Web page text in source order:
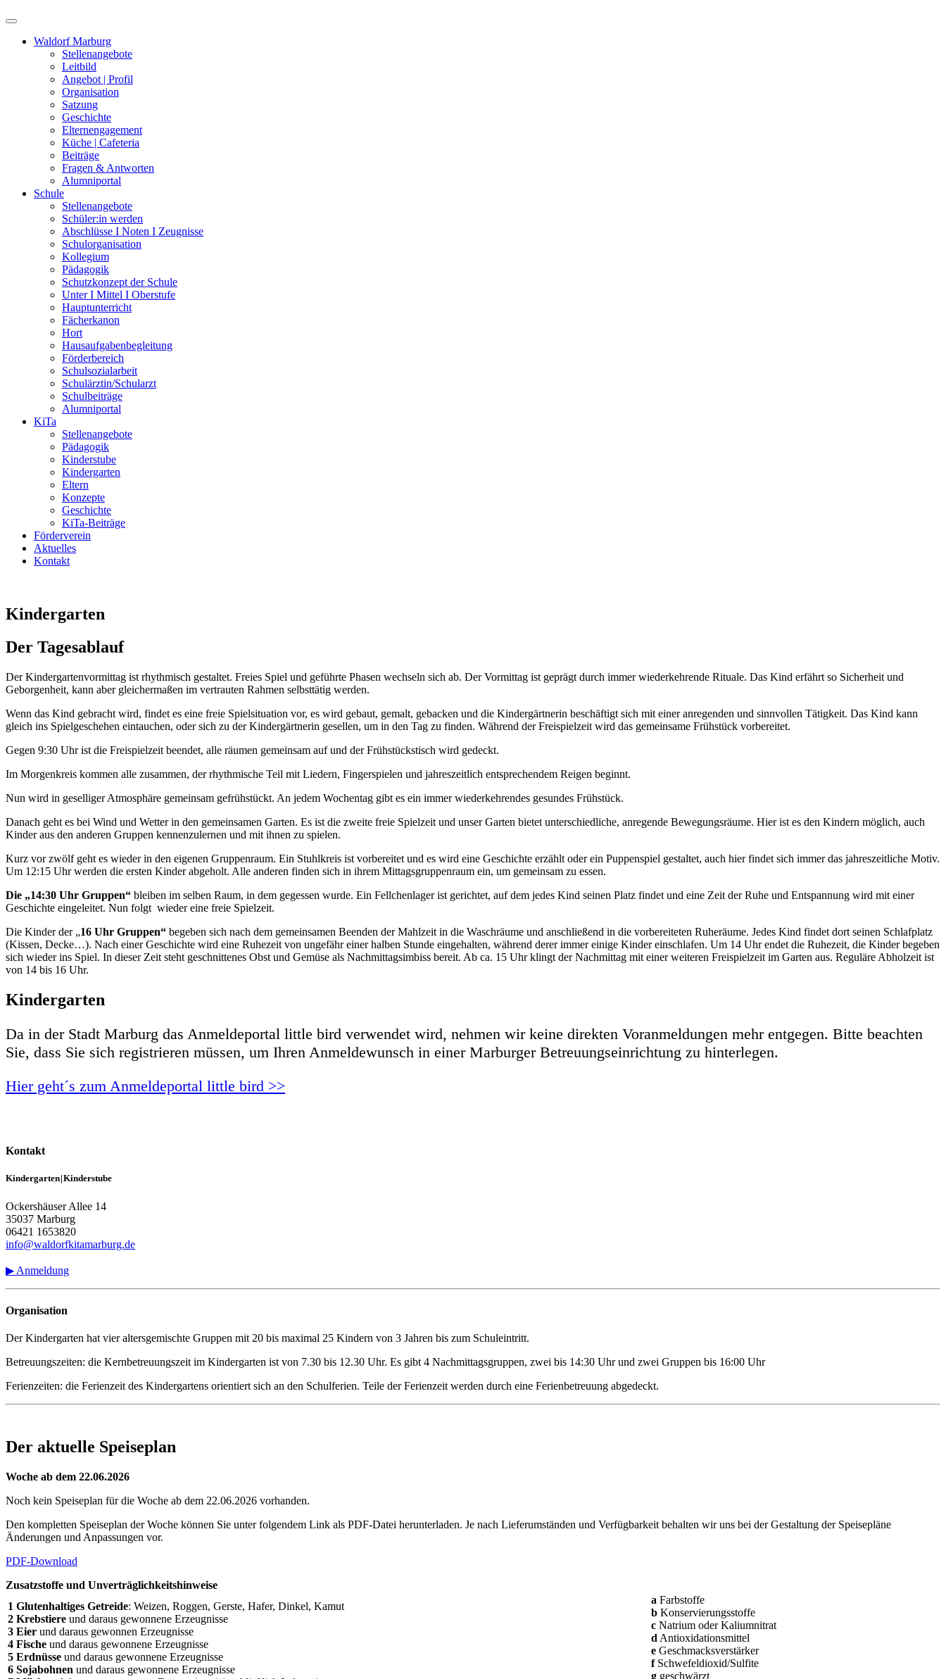
Waldorf Marburg
Stellenangebote
Leitbild
Angebot | Profil
Organisation
Satzung
Geschichte
Elternengagement
Küche | Cafeteria
Beiträge
Fragen & Antworten
Alumniportal
Schule
Stellenangebote
Schüler:in werden
Abschlüsse I Noten I Zeugnisse
Schulorganisation
Kollegium
Pädagogik
Schutzkonzept der Schule
Unter I Mittel I Oberstufe
Hauptunterricht
Fächerkanon
Hort
Hausaufgabenbegleitung
Förderbereich
Schulsozialarbeit
Schulärztin/Schularzt
Schulbeiträge
Alumniportal
KiTa
Stellenangebote
Pädagogik
Kinderstube
Kindergarten
Eltern
Konzepte
Geschichte
KiTa-Beiträge
Förderverein
Aktuelles
Kontakt
Kindergarten
Der Tagesablauf
Der Kindergartenvormittag ist rhythmisch gestaltet. Freies Spiel und geführte Phasen wechseln sich ab. Der Vormittag ist geprägt durch immer wiederkehrende Rituale. Das Kind erfährt so Sicherheit und
Geborgenheit, kann aber gleichermaßen im vertrauten Rahmen selbsttätig werden.
Wenn das Kind gebracht wird, findet es eine freie Spielsituation vor, es wird gebaut, gemalt, gebacken und die Kindergärtnerin beschäftigt sich mit einer anregenden und sinnvollen Tätigkeit. Das Kind kann
gleich ins Spielgeschehen eintauchen, oder sich zu der Kindergärtnerin gesellen, um in den Tag zu finden. Während der Freispielzeit wird das gemeinsame Frühstück vorbereitet.
Gegen 9:30 Uhr ist die Freispielzeit beendet, alle räumen gemeinsam auf und der Frühstückstisch wird gedeckt.
Im Morgenkreis kommen alle zusammen, der rhythmische Teil mit Liedern, Fingerspielen und jahreszeitlich entsprechendem Reigen beginnt.
Nun wird in geselliger Atmosphäre gemeinsam gefrühstückt. An jedem Wochentag gibt es ein immer wiederkehrendes gesundes Frühstück.
Danach geht es bei Wind und Wetter in den gemeinsamen Garten. Es ist die zweite freie Spielzeit und unser Garten bietet unterschiedliche, anregende Bewegungsräume. Hier ist es den Kindern möglich, auch
Kinder aus den anderen Gruppen kennenzulernen und mit ihnen zu spielen.
Kurz vor zwölf geht es wieder in den eigenen Gruppenraum. Ein Stuhlkreis ist vorbereitet und es wird eine Geschichte erzählt oder ein Puppenspiel gestaltet, auch hier findet sich immer das jahreszeitliche Motiv.
Um 12:15 Uhr werden die ersten Kinder abgeholt. Alle anderen finden sich in ihrem Mittagsgruppenraum ein, um gemeinsam zu essen.
Die „14:30 Uhr Gruppen“ bleiben im selben Raum, in dem gegessen wurde. Ein Fellchenlager ist gerichtet, auf dem jedes Kind seinen Platz findet und eine Zeit der Ruhe und Entspannung wird mit einer
Geschichte eingeleitet. Nun folgt wieder eine freie Spielzeit.
Die Kinder der „16 Uhr Gruppen“ begeben sich nach dem gemeinsamen Beenden der Mahlzeit in die Waschräume und anschließend in die vorbereiteten Ruheräume. Jedes Kind findet dort seinen Schlafplatz
(Kissen, Decke…). Nach einer Geschichte wird eine Ruhezeit von ungefähr einer halben Stunde eingehalten, während derer immer einige Kinder einschlafen. Um 14 Uhr endet die Ruhezeit, die Kinder begeben
sich wieder ins Spiel. In dieser Zeit steht geschnittenes Obst und Gemüse als Nachmittagsimbiss bereit. Ab ca. 15 Uhr klingt der Nachmittag mit einer weiteren Freispielzeit im Garten aus. Reguläre Abholzeit ist
von 14 bis 16 Uhr.
Kindergarten
Da in der Stadt Marburg das Anmeldeportal little bird verwendet wird, nehmen wir keine direkten Voranmeldungen mehr entgegen. Bitte beachten
Sie, dass Sie sich registrieren müssen, um Ihren Anmeldewunsch in einer Marburger Betreuungseinrichtung zu hinterlegen.
Hier geht´s zum Anmeldeportal little bird >>
Kontakt
Kindergarten | Kinderstube
Ockershäuser Allee 14
35037 Marburg
06421 1653820
info@waldorfkitamarburg.de
▶︎ Anmeldung
Organisation
Der Kindergarten hat vier altersgemischte Gruppen mit 20 bis maximal 25 Kindern von 3 Jahren bis zum Schuleintritt.
Betreuungszeiten: die Kernbetreuungszeit im Kindergarten ist von 7.30 bis 12.30 Uhr. Es gibt 4 Nachmittagsgruppen, zwei bis 14:30 Uhr und zwei Gruppen bis 16:00 Uhr
Ferienzeiten: die Ferienzeit des Kindergartens orientiert sich an den Schulferien. Teile der Ferienzeit werden durch eine Ferienbetreuung abgedeckt.
Der aktuelle Speiseplan
Woche ab dem 22.06.2026
Noch kein Speiseplan für die Woche ab dem 22.06.2026 vorhanden.
Den kompletten Speiseplan der Woche können Sie unter folgendem Link als PDF-Datei herunterladen. Je nach Lieferumständen und Verfügbarkeit behalten wir uns bei der Gestaltung der Speisepläne
Änderungen und Anpassungen vor.
PDF-Download
Zusatzstoffe und Unverträglichkeitshinweise
1 Glutenhaltiges Getreide: Weizen, Roggen, Gerste, Hafer, Dinkel, Kamut
2 Krebstiere und daraus gewonnene Erzeugnisse
3 Eier und daraus gewonnen Erzeugnisse
4 Fische und daraus gewonnene Erzeugnisse
5 Erdnüsse und daraus gewonnene Erzeugnisse
6 Sojabohnen und daraus gewonnene Erzeugnisse
a Farbstoffe
b Konservierungsstoffe
c Natrium oder Kaliumnitrat
d Antioxidationsmittel
e Geschmacksverstärker
fSchwefeldioxid/Sulfite
g geschwärzt